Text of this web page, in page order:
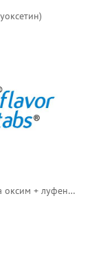
Sentinel / Сентинел / Сентинель (милбемицина оксим + луфенурон)